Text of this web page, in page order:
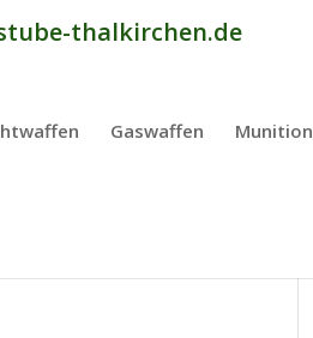
thalkirchen.de
Gaswaffen Munition